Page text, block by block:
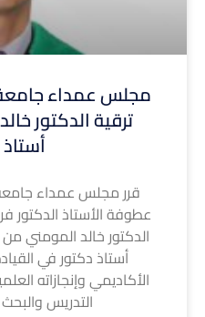
مجلس عمداء
ترقية الدكتور
قرر مجلس عمداء
عطوفة الأستاذ الدكتور
الدكتور خالد المومني
أستاذ دكتور في
الأكاديمي وإنجازاته
التدريس